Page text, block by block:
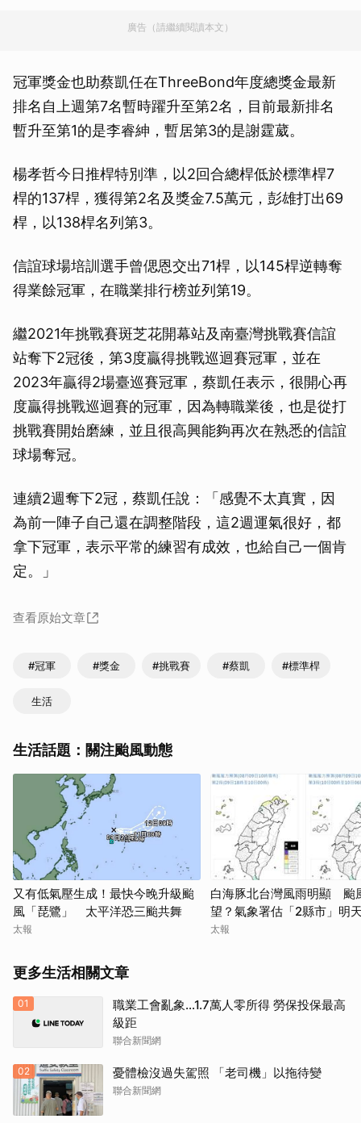
廣告（請繼續閱讀本文）
冠軍獎金也助蔡凱任在ThreeBond年度總獎金最新
排名自上週第7名暫時躍升至第2名，目前最新排名
暫升至第1的是李睿紳，暫居第3的是謝霆葳。
楊孝哲今日推桿特別準，以2回合總桿低於標準桿7
桿的137桿，獲得第2名及獎金7.5萬元，彭雄打出69
桿，以138桿名列第3。
信誼球場培訓選手曾偲恩交出71桿，以145桿逆轉奪
得業餘冠軍，在職業排行榜並列第19。
繼2021年挑戰賽斑芝花開幕站及南臺灣挑戰賽信誼
站奪下2冠後，第3度贏得挑戰巡迴賽冠軍，並在
2023年贏得2場臺巡賽冠軍，蔡凱任表示，很開心再
度贏得挑戰巡迴賽的冠軍，因為轉職業後，也是從打
挑戰賽開始磨練，並且很高興能夠再次在熟悉的信誼
球場奪冠。
連續2週奪下2冠，蔡凱任說：「感覺不太真實，因
為前一陣子自己還在調整階段，這2週運氣很好，都
拿下冠軍，表示平常的練習有成效，也給自己一個肯
定。」
查看原始文章
#冠軍 #獎金 #挑戰賽 #蔡凱 #標準桿
生活
生活話題：關注颱風動態
又有低氣壓生成！最快今晚升級颱
風「琵鷺」 太平洋恐三颱共舞
太報
白海豚北台灣風雨明顯 颱
望？氣象署估「2縣市」明
太報
更多生活相關文章
01
職業工會亂象…1.7萬人零所得 勞保投保最高
級距
聯合新聞網
02 憂體檢沒過失駕照 「老司機」以拖待變
聯合新聞網